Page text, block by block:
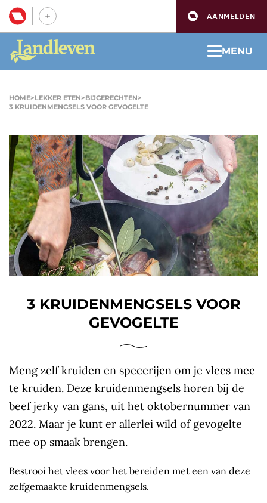
AANMELDEN
MENU
HOME>LEKKER ETEN>BIJGERECHTEN>
3 KRUIDENMENGSELS VOOR GEVOGELTE
3 KRUIDENMENGSELS VOOR
GEVOGELTE
Meng zelf kruiden en specerijen om je vlees mee
te kruiden. Deze kruidenmengsels horen bij de
beef jerky van gans, uit het oktobernummer van
2022. Maar je kunt er allerlei wild of gevogelte
mee op smaak brengen.
Bestrooi het vlees voor het bereiden met een van deze
zelfgemaakte kruidenmengsels.